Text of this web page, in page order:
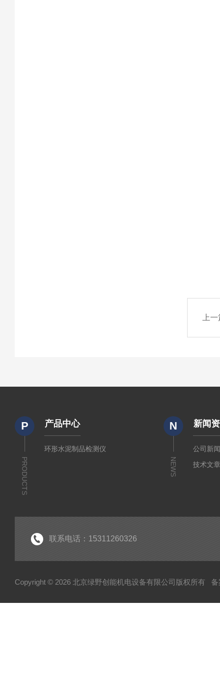
上
P
PRODUCTS
产品中心
环形水泥制品检测仪
N
NEWS
新闻
公司新
技术文
联系电话：15311260326
Copyright © 2026 北京绿野创能机电设备有限公司版权所有 备